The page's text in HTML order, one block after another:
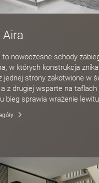
Aira
to nowoczesne schody
w których konstrukcja
jednej strony zakotwione w
z drugiej wsparte na taflach
bieg sprawia wrażenie